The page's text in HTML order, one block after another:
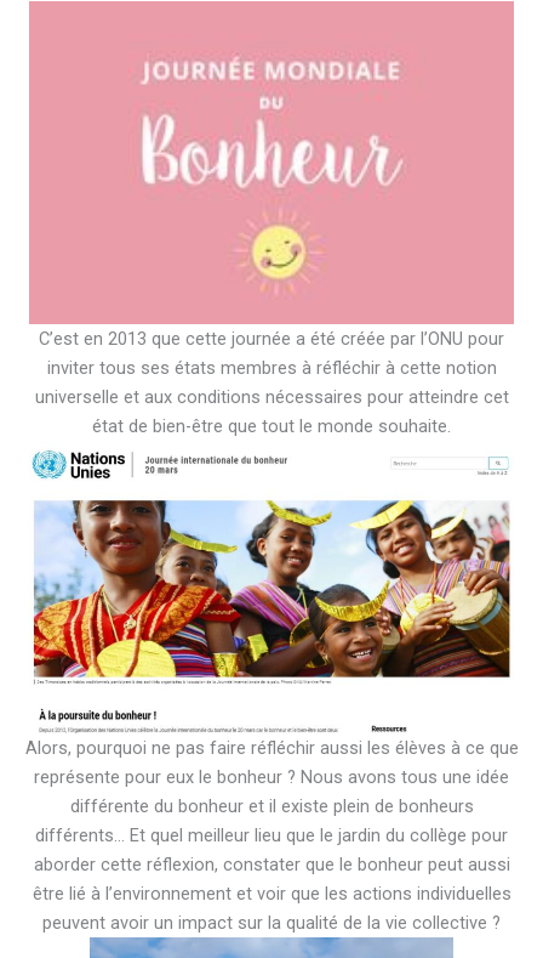
C’est en 2013 que cette journée a été créée par l’ONU pour
inviter tous ses états membres à réfléchir à cette notion
universelle et aux conditions nécessaires pour atteindre cet
état de bien-être que tout le monde souhaite.
Alors, pourquoi ne pas faire réfléchir aussi les élèves à ce que
représente pour eux le bonheur ? Nous avons tous une idée
différente du bonheur et il existe plein de bonheurs
différents… Et quel meilleur lieu que le jardin du collège pour
aborder cette réflexion, constater que le bonheur peut aussi
être lié à l’environnement et voir que les actions individuelles
peuvent avoir un impact sur la qualité de la vie collective ?